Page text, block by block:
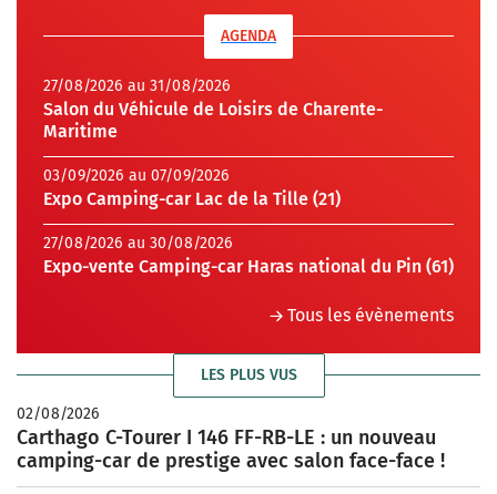
AGENDA
27/08/2026 au 31/08/2026
Salon du Véhicule de Loisirs de Charente-
Maritime
03/09/2026 au 07/09/2026
Expo Camping-car Lac de la Tille (21)
27/08/2026 au 30/08/2026
Expo-vente Camping-car Haras national du Pin (61)
Tous les évènements
LES PLUS VUS
02/08/2026
Carthago C-Tourer I 146 FF-RB-LE : un nouveau
camping-car de prestige avec salon face-face !